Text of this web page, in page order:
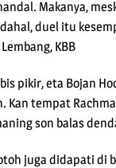
Makanya,
duel itu
KBB
pikir, eta Bojan
Kan tempat
son balas
juga didapati di